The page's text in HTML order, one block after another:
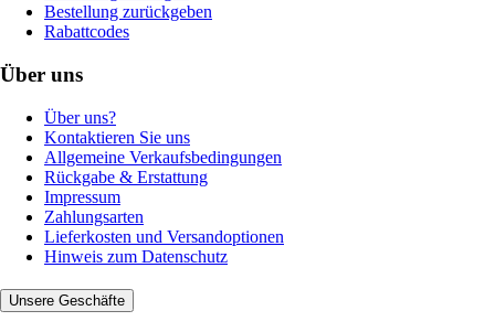
Bestellung zurückgeben
Rabattcodes
Über uns
Über uns?
Kontaktieren Sie uns
Allgemeine Verkaufsbedingungen
Rückgabe & Erstattung
Impressum
Zahlungsarten
Lieferkosten und Versandoptionen
Hinweis zum Datenschutz
Unsere Geschäfte